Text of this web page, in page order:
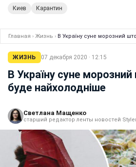
Киев Карантин
Главная › Жизнь › В Україну суне морозний
ЖИЗНЬ 07 декабря 2020 · 12:15
В Україну суне
буде найхолодніше
Светлана Мащенко
старший редактор ленты новостей